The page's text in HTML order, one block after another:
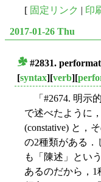
[ 固定リンク | 印
2017-01-26 Thu
#2831.
[syntax][verb][
「#2674. 明示
で述べたように
(constative) と，
の2種類がある．
も「陳述」とい
あるのだから，